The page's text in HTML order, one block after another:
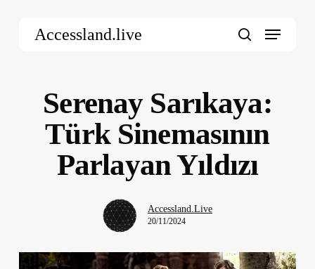
Accessland.live Menu
Serenay Sarıkaya:
Türk Sinemasının
Parlayan Yıldızı
Accessland.Live
20/11/2024